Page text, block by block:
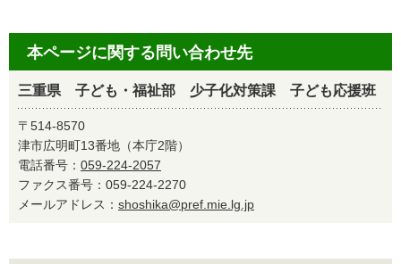
本ページに関する問い合わせ先
三重県 子ども・福祉部 少子化対策課 子ども応援班
〒514-8570
津市広明町13番地（本庁2階）
電話番号： 059-224-2057
ファクス番号：059-224-2270
メールアドレス： shoshika@pref.mie.lg.jp